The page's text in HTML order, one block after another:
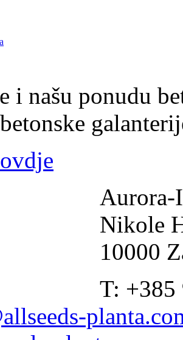
i našu ponudu
Aurora-
Nikole
10000
T: +385